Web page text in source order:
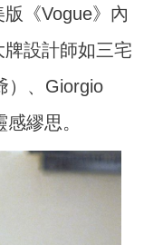
《Vogue》內
設計師如三宅
）、Giorgio
繆思。